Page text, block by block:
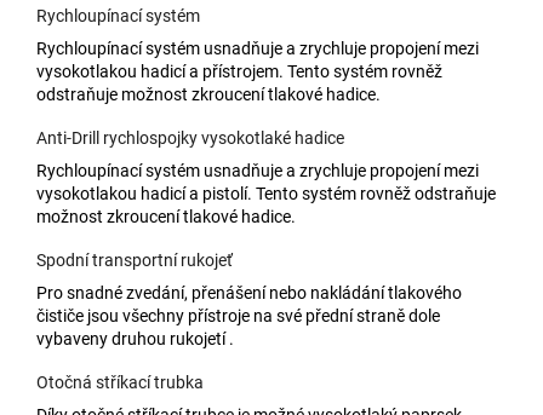
Rychloupínací systém
Rychloupínací systém usnadňuje a zrychluje propojení mezi
vysokotlakou hadicí a přístrojem. Tento systém rovněž
odstraňuje možnost zkroucení tlakové hadice.
Anti-Drill rychlospojky vysokotlaké hadice
Rychloupínací systém usnadňuje a zrychluje propojení mezi
vysokotlakou hadicí a pistolí. Tento systém rovněž odstraňuje
možnost zkroucení tlakové hadice.
Spodní transportní rukojeť
Pro snadné zvedání, přenášení nebo nakládání tlakového
čističe jsou všechny přístroje na své přední straně dole
vybaveny druhou rukojetí .
Otočná stříkací trubka